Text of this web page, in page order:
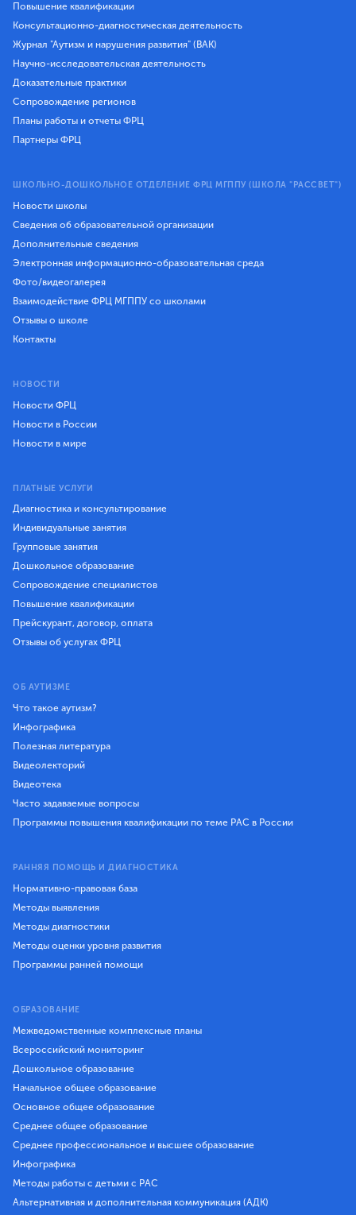
Повышение квалификации
Консультационно-диагностическая деятельность
Журнал "Аутизм и нарушения развития" (ВАК)
Научно-исследовательская деятельность
Доказательные практики
Сопровождение регионов
Планы работы и отчеты ФРЦ
Партнеры ФРЦ
ШКОЛЬНО-ДОШКОЛЬНОЕ ОТДЕЛЕНИЕ ФРЦ МГППУ (ШКОЛА "РАССВЕТ")
Новости школы
Сведения об образовательной организации
Дополнительные сведения
Электронная информационно-образовательная среда
Фото/видеогалерея
Взаимодействие ФРЦ МГППУ со школами
Отзывы о школе
Контакты
НОВОСТИ
Новости ФРЦ
Новости в России
Новости в мире
ПЛАТНЫЕ УСЛУГИ
Диагностика и консультирование
Индивидуальные занятия
Групповые занятия
Дошкольное образование
Сопровождение специалистов
Повышение квалификации
Прейскурант, договор, оплата
Отзывы об услугах ФРЦ
ОБ АУТИЗМЕ
Что такое аутизм?
Инфографика
Полезная литература
Видеолекторий
Видеотека
Часто задаваемые вопросы
Программы повышения квалификации по теме РАС в России
РАННЯЯ ПОМОЩЬ И ДИАГНОСТИКА
Нормативно-правовая база
Методы выявления
Методы диагностики
Методы оценки уровня развития
Программы ранней помощи
ОБРАЗОВАНИЕ
Межведомственные комплексные планы
Всероссийский мониторинг
Дошкольное образование
Начальное общее образование
Основное общее образование
Среднее общее образование
Среднее профессиональное и высшее образование
Инфографика
Методы работы с детьми с РАС
Альтернативная и дополнительная коммуникация (АДК)